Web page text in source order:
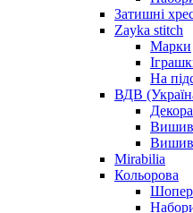
Затишні
Zayka stitch
Марки
На
ВДВ
Mirabilia
Кольорова
Шопер